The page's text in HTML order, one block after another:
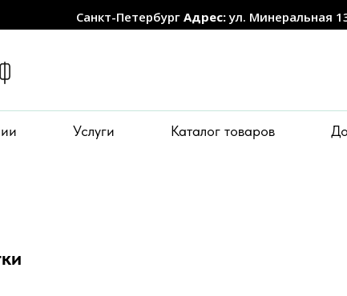
Санкт-Петербург Адрес:ул. Минеральная
Услуги Каталог товаров